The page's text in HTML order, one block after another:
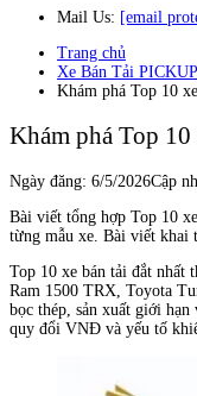
Mail Us: [email
Trang chủ
Xe Bán Tải PICKUP
Khám phá Top 10
Khám phá Top
Ngày đăng: 6/5/2026Cập
Bài viết tổng hợp Top 10
từng mẫu xe. Bài viết khai
Top 10 xe bán tải đắt nhất
Ram 1500 TRX, Toyota
bọc thép, sản xuất giới
quy đổi VNĐ và yếu tố